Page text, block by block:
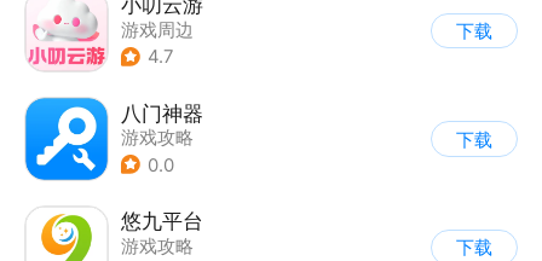
游戏周边
4.7
下载
八门神器
游戏攻略
0.0
下载
悠九平台
游戏攻略
下载